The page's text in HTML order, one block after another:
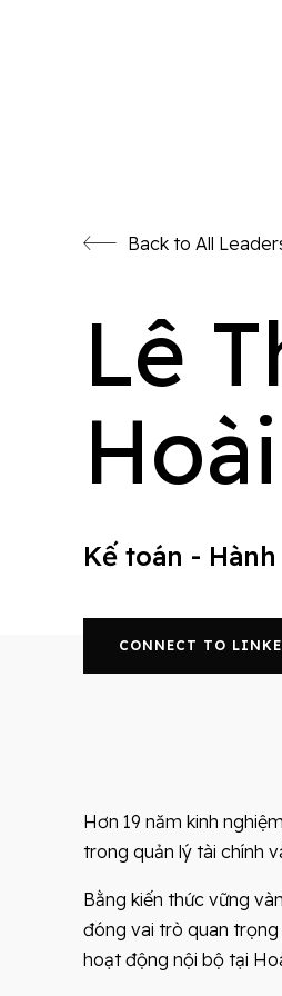
Back to All
Lê
Hoài
Kế toán -
CONNECT TO
Hơn 19 năm kinh
trong quản lý tài chính
Bằng kiến thức vững
đóng vai trò quan
hoạt động nội bộ tại